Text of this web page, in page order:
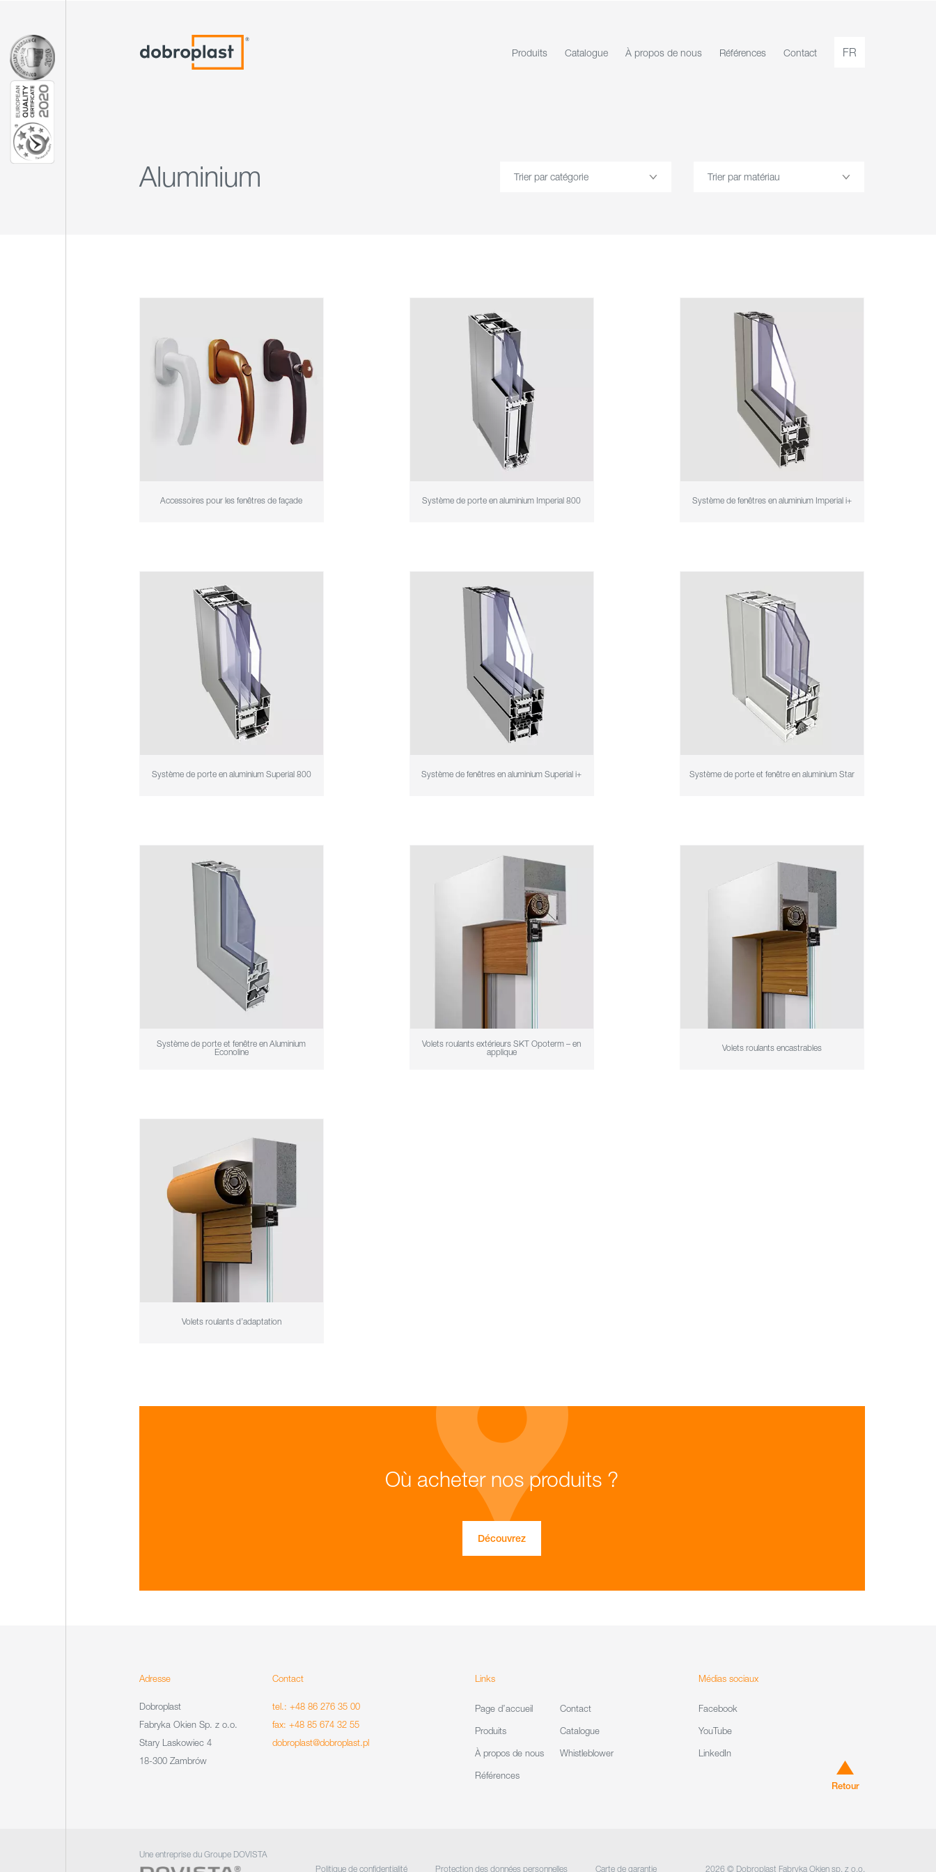
Produits Catalogue À propos de nous Références Contact FR
Aluminium Trier par catégorie Trier par matériau
Accessoires pour les fenêtres de façade Système de porte en aluminium Imperial 800 Système de fenêtres en aluminium Imperial i+
Système de porte en aluminium Superial 800 Système de fenêtres en aluminium Superial i+ Système de porte et fenêtre en aluminium Star
Système de porte et fenêtre en Aluminium
Econoline
Volets roulants extérieurs SKT Opoterm – en
applique
Volets roulants encastrables
Volets roulants d’adaptation
Où acheter nos produits ?
Découvrez
Adresse
Dobroplast
Fabryka Okien Sp. z o.o.
Stary Laskowiec 4
18-300 Zambrów
Contact
tel.: +48 86 276 35 00
fax: +48 85 674 32 55
dobroplast@dobroplast.pl
Links
Page d’accueil
Produits
À propos de nous
Références
Contact
Catalogue
Whistleblower
Médias sociaux
Facebook
YouTube
LinkedIn
Retour
Une entreprise du Groupe DOVISTA
Politique de confidentialité
Protection des données personnelles Carte de garantie 2026 © Dobroplast Fabryka Okien sp. z o.o.